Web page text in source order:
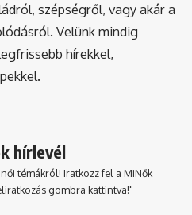
szépségről, vagy akár a
Velünk mindig
hírekkel,
hírlevél
témákról! Iratkozz fel a MiNők
gombra kattintva!"